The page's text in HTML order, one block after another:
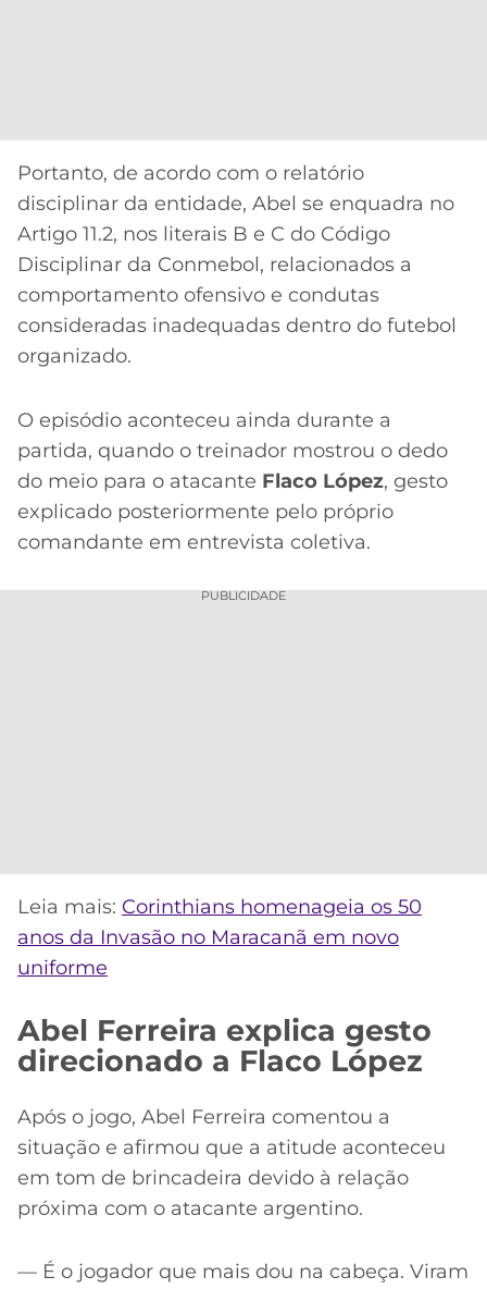
Portanto, de acordo com o relatório
disciplinar da entidade, Abel se enquadra no
Artigo 11.2, nos literais B e C do Código
Disciplinar da Conmebol, relacionados a
comportamento ofensivo e condutas
consideradas inadequadas dentro do futebol
organizado.
O episódio aconteceu ainda durante a
partida, quando o treinador mostrou o dedo
do meio para o atacante Flaco López, gesto
explicado posteriormente pelo próprio
comandante em entrevista coletiva.
PUBLICIDADE
Leia mais: Corinthians homenageia os 50
anos da Invasão no Maracanã em novo
uniforme
Abel Ferreira explica gesto
direcionado a Flaco López
Após o jogo, Abel Ferreira comentou a
situação e afirmou que a atitude aconteceu
em tom de brincadeira devido à relação
próxima com o atacante argentino.
— É o jogador que mais dou na cabeça. Viram